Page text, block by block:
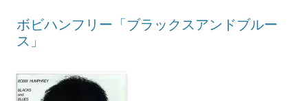
ボビハンフリー「ブラックスアンドブルー
ス」